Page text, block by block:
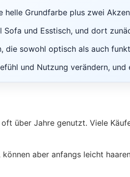
helle Grundfarbe plus zwei
Sofa und Esstisch, und dort
die sowohl optisch als auch
und Nutzung verändern,
über Jahre genutzt. Viele
aber anfangs leicht